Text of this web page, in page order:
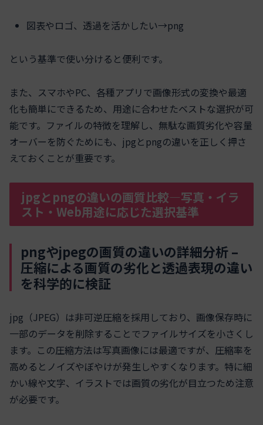
図表やロゴ、透過を活かしたい→png
という基準で使い分けると便利です。
また、スマホやPC、各種アプリで画像形式の変換や最適
化も簡単にできるため、用途に合わせたベストな選択が可
能です。ファイルの特徴を理解し、無駄な画質劣化や容量
オーバーを防ぐためにも、jpgとpngの違いを正しく押さ
えておくことが重要です。
jpgとpngの違いの画質比較—写真・イラ
スト・Web用途に応じた選択基準
pngやjpegの画質の違いの詳細分析 –
圧縮による画質の劣化と透過表現の違い
を科学的に検証
jpg（JPEG）は非可逆圧縮を採用しており、画像保存時に
一部のデータを削除することでファイルサイズを小さくし
ます。この圧縮方法は写真画像には最適ですが、圧縮率を
高めるとノイズやぼやけが発生しやすくなります。特に細
かい線や文字、イラストでは画質の劣化が目立つため注意
が必要です。